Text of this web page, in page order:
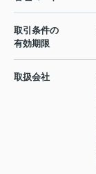
取引条件の
有効期限
取扱会社